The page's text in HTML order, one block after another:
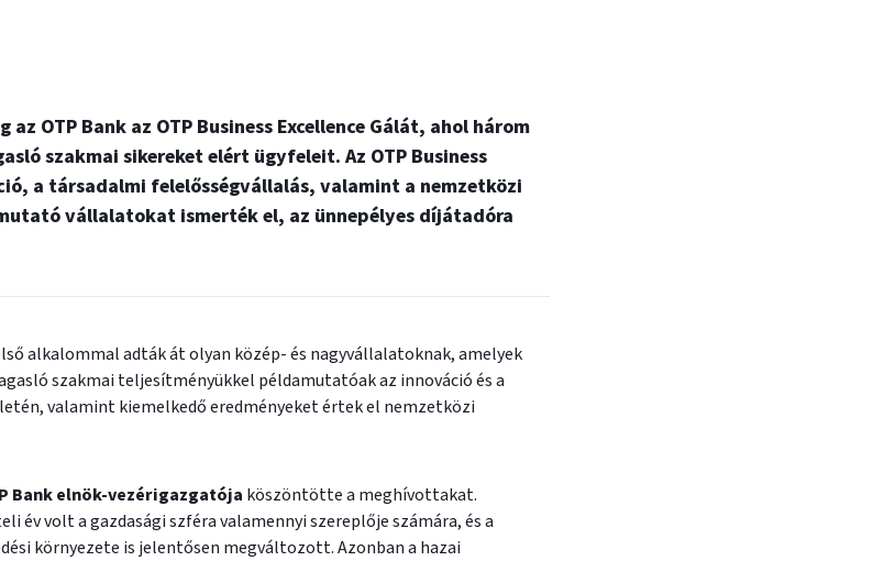
OTP Bank az OTP Business Excellence Gálát, ahol három
szakmai sikereket elért ügyfeleit. Az OTP Business
a társadalmi felelősségvállalás, valamint a nemzetközi
vállalatokat ismerték el, az ünnepélyes díjátadóra
alkalommal adták át olyan közép- és nagyvállalatoknak, amelyek
szakmai teljesítményükkel példamutatóak az innováció és a
valamint kiemelkedő eredményeket értek el nemzetközi
Bank elnök-vezérigazgatója köszöntötte a meghívottakat.
év volt a gazdasági szféra valamennyi szereplője számára, és a
környezete is jelentősen megváltozott. Azonban a hazai